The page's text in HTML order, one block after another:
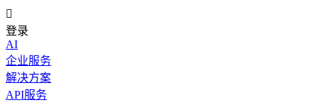

登录
AI
企业服务
解决方案
API服务